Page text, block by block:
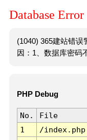
Database Error
(1040) 365建站错
因：1、数据库密码
PHP Debug
No. File
1
/index.php